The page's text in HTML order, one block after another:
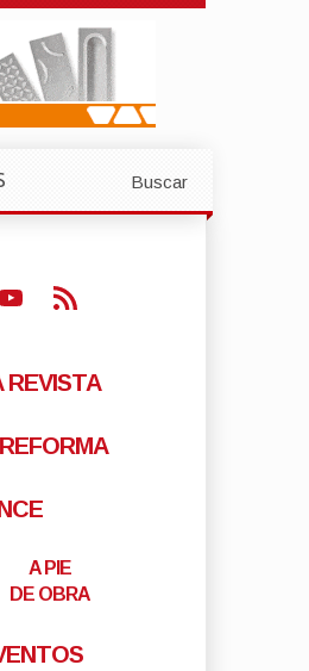
»
Buscar
Youtube
Feed RSS
REVISTA
A PIE
DE OBRA